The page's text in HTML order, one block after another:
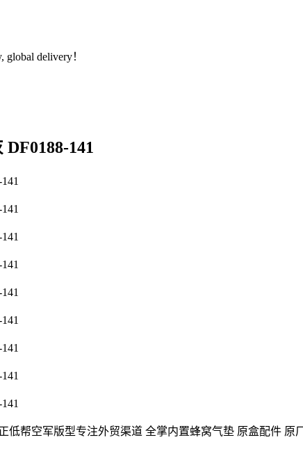
delivery！
141
低帮空军版型专注外贸渠道 全掌内置蜂窝气垫 原盒配件 原